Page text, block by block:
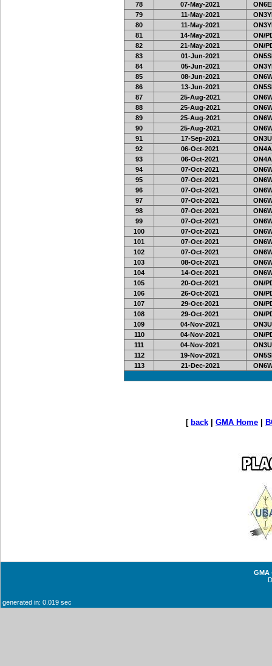
78
07-May-2021
79
11-May-2021
80
11-May-2021
81
14-May-2021
ON/
82
21-May-2021
ON/
83
01-Jun-2021
84
05-Jun-2021
85
08-Jun-2021
86
13-Jun-2021
87
25-Aug-2021
88
25-Aug-2021
89
25-Aug-2021
90
25-Aug-2021
91
17-Sep-2021
92
06-Oct-2021
93
06-Oct-2021
94
07-Oct-2021
95
07-Oct-2021
96
07-Oct-2021
97
07-Oct-2021
98
07-Oct-2021
99
07-Oct-2021
100
07-Oct-2021
101
07-Oct-2021
102
07-Oct-2021
103
08-Oct-2021
104
14-Oct-2021
105
20-Oct-2021
ON/
106
26-Oct-2021
ON/
107
29-Oct-2021
ON/
108
29-Oct-2021
ON/
109
04-Nov-2021
110
04-Nov-2021
ON/
111
04-Nov-2021
112
19-Nov-2021
113
21-Dec-2021
[ back GMA Home
GMA
generated in: 0.019 sec